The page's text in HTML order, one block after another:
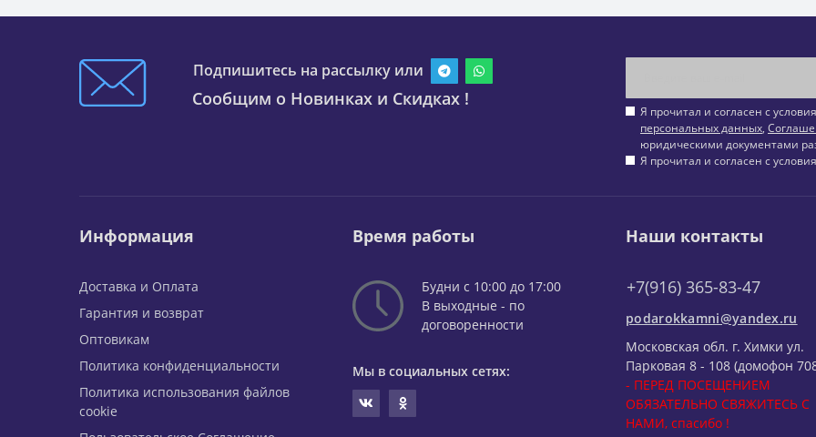
Подпишитесь на рассылку или
Сообщим о Новинках и Скидках !
Я прочитал и согласен с
персональных данных,
юридическими документами
Я прочитал и согласен с
Информация
Доставка и Оплата
Гарантия и возврат
Оптовикам
Политика конфиденциальности
Политика использования файлов
cookie
Время работы
Будни с 10:00 до 17:00
В выходные - по
договоренности
Мы в социальных сетях:
Наши контакты
+7(916) 365-83-47
podarokkamni@yandex.ru
Московская обл. г. Химки ул.
Парковая 8 - 108 (домофон
- ПЕРЕД ПОСЕЩЕНИЕМ
ОБЯЗАТЕЛЬНО СВЯЖИТЕСЬ С
НАМИ, спасибо !